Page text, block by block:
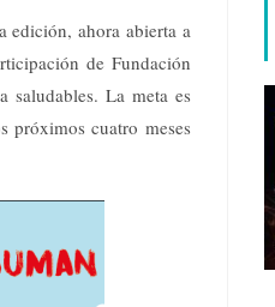
edición, ahora abierta a
de Fundación
saludables. La meta es
próximos cuatro meses